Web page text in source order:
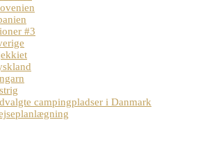
#3
campingpladser i Danmark